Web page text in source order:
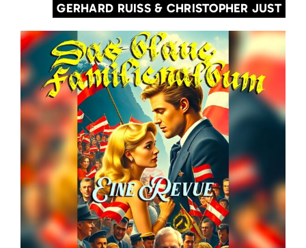
GERHARD RUISS & CHRISTOPHER JUST